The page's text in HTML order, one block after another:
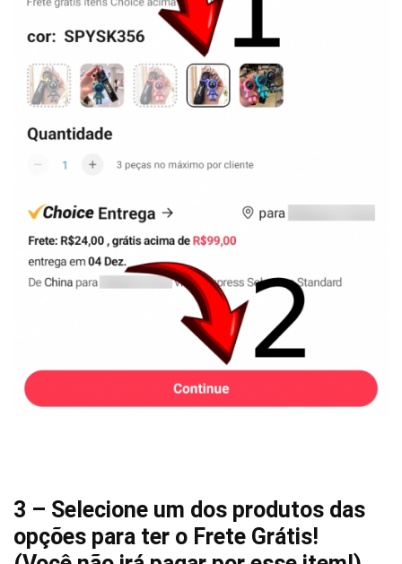
3 – Selecione um dos produtos das
opções para ter o Frete Grátis!